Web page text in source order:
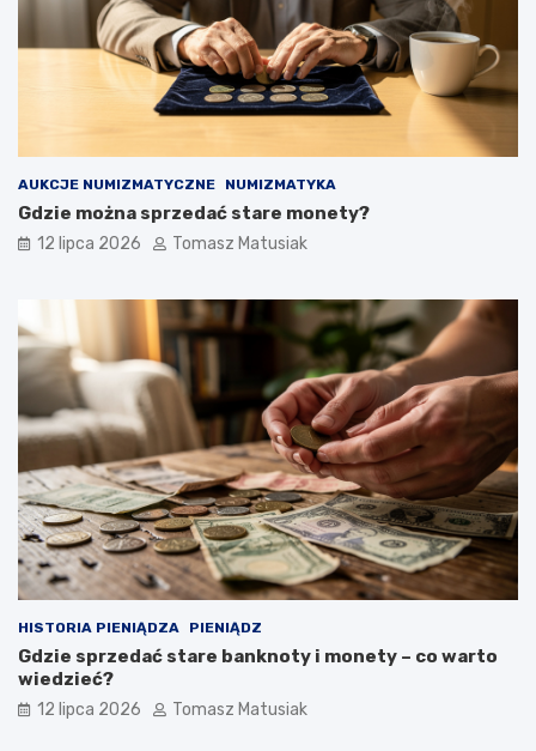
AUKCJE NUMIZMATYCZNE NUMIZMATYKA
Gdzie można sprzedać stare monety?
12 lipca 2026 Tomasz Matusiak
HISTORIA PIENIĄDZA PIENIĄDZ
Gdzie sprzedać stare banknoty i monety – co warto
wiedzieć?
12 lipca 2026 Tomasz Matusiak